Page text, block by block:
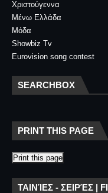
Χριστούγεννα
Μένω Ελλάδα
Μόδα
Showbiz Tv
Eurovision song contest
SEARCHBOX
PRINT THIS PAGE
Print this page
ΤΑΙΝΊΕΣ - ΣΕΙΡΈΣ |